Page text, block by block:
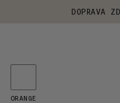
DOPRAVA
ORANGE